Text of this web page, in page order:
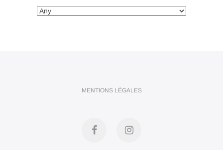
MENTIONS LÉGALES
FacebookInstagram